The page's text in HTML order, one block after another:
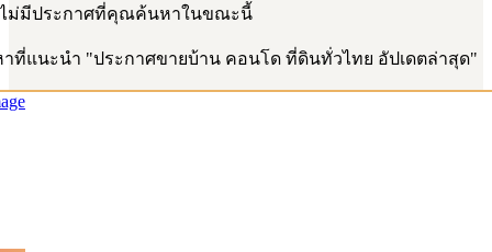
ม่มีประกาศที่คุณค้นหาในขณะนี้
ที่แนะนำ "ประกาศขายบ้าน คอนโด ที่ดินทั่วไทย อัปเดตล่าสุด"